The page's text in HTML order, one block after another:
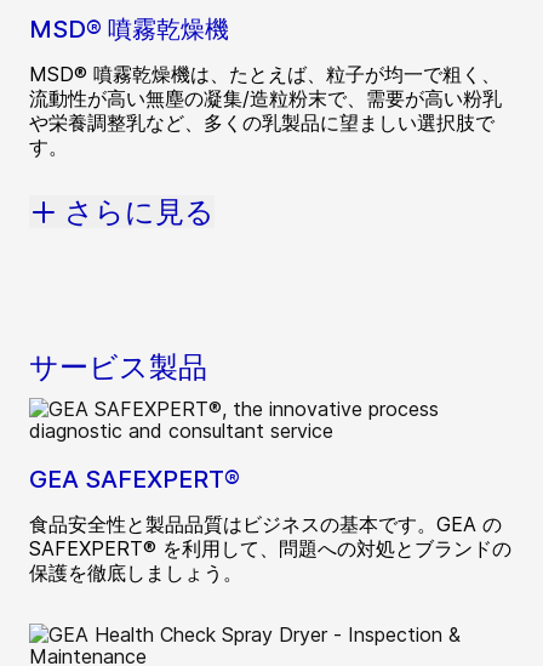
MSD® 噴霧乾燥機
MSD® 噴霧乾燥機は、たとえば、粒子が均一で粗く、
流動性が高い無塵の凝集/造粒粉末で、需要が高い粉乳
や栄養調整乳など、多くの乳製品に望ましい選択肢で
す。
さらに見る
サービス製品
GEA SAFEXPERT®
食品安全性と製品品質はビジネスの基本です。GEA の
SAFEXPERT® を利用して、問題への対処とブランドの
保護を徹底しましょう。